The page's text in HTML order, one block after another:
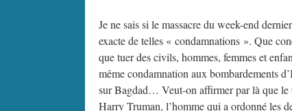
Je ne sais si le massacre du week-end
exacte de telles « condamnations ». Que
que tuer des civils, hommes, femmes et
même condamnation aux bombardements
sur Bagdad… Veut-on affirmer par là que le
Harry Truman, l’homme qui a ordonné les